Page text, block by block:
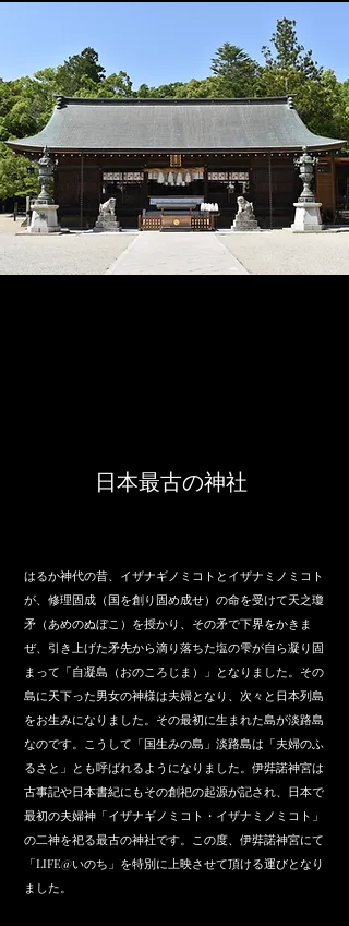
​日本最古の神社
はるか神代の昔、イザナギノミコトとイザナミノミコト
が、修理固成（国を創り固め成せ）の命を受けて天之瓊
矛（あめのぬぼこ）を授かり、その矛で下界をかきま
ぜ、引き上げた矛先から滴り落ちた塩の雫が自ら凝り固
まって「自凝島（おのころじま）」となりました。その
島に天下った男女の神様は夫婦となり、次々と日本列島
をお生みになりました。その最初に生まれた島が淡路島
なのです。こうして「国生みの島」淡路島は「夫婦のふ
るさと」とも呼ばれるようになりました。伊弉諾神宮は
古事記や日本書紀にもその創祀の起源が記され、日本で
最初の夫婦神「イザナギノミコト・イザナミノミコト」
の二神を祀る最古の神社です。この度、伊弉諾神宮にて
「LIFE@いのち」を特別に上映させて頂ける運びとなり
ました。